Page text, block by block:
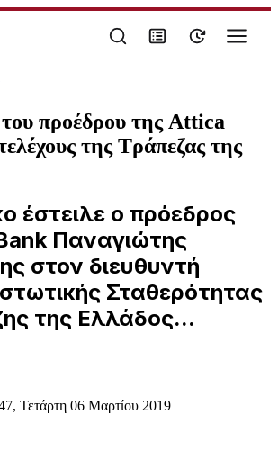
προέδρου της Attica
της Τράπεζας της
έστειλε ο πρόεδρος
Παναγιώτης
στον διευθυντή
Σταθερότητας
της Ελλάδος...
Τετάρτη 06 Μαρτίου 2019